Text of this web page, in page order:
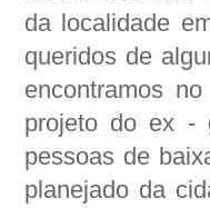
da localidade
queridos de
encontramos
projeto do ex -
pessoas de
planejado da